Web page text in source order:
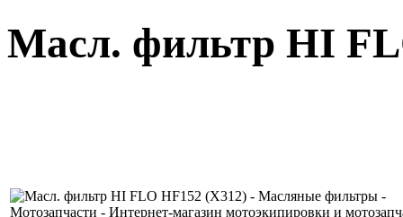
Масл. фильтр HI